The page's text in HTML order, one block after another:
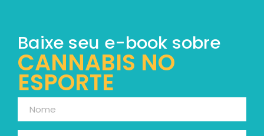
Baixe seu e-book sobre
CANNABIS NO
ESPORTE